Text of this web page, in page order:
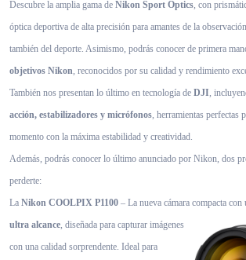
Descubre la amplia gama de Nikon Sport Optics, con
óptica deportiva de alta precisión para amantes de la
también del deporte. Asimismo, podrás conocer de primera
objetivos Nikon, reconocidos por su calidad y rendimiento
También nos presentan lo último en tecnología de DJI,
acción, estabilizadores y micrófonos, herramientas perfectas
momento con la máxima estabilidad y creatividad.
Además, podrás conocer lo último anunciado por Nikon, dos
perderte:
La Nikon COOLPIX P1100 – La nueva cámara compacta
ultra alcance, diseñada para capturar imágenes
con una calidad sorprendente. Ideal para